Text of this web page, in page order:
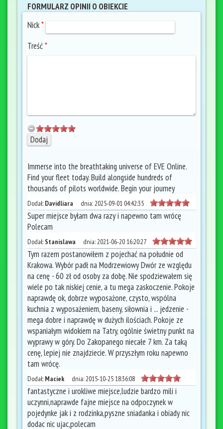
FORMULARZ OPINII O OBIEKCIE
Nick*
Treść*
Immerse into the breathtaking universe of EVE Online.
Find your fleet today. Build alongside hundreds of
thousands of pilots worldwide. Begin your journey
Dodał: Davidliara dnia:2025-09-01 04:42:35
Super miejsce byłam dwa razy i napewno tam wrócę
Polecam
Dodał: Stanislawa dnia:2021-06-20 16:20:27
Tym razem postanowiłem z pojechać na południe od
Krakowa. Wybór padł na Modrzewiowy Dwór ze względu
na cenę - 60 zł od osoby za dobę. Nie spodziewałem się
wiele po tak niskiej cenie, a tu mega zaskoczenie. Pokoje
naprawdę ok, dobrze wyposażone, czysto, wspólna
kuchnia z wyposażeniem, baseny, siłownia i ... jedzenie -
mega dobre i naprawdę w dużych ilościach. Pokoje ze
wspaniałym widokiem na Tatry, ogólnie świetny punkt na
wyprawy w góry. Do Zakopanego niecałe 7 km. Za taką
cenę, lepiej nie znajdziecie. W przyszłym roku napewno
tam wrócę.
Dodał: Maciek dnia:2015-10-25 18:36:08
fantastyczne i urokliwe miejsce,ludzie bardzo mili i
uczynni,naprawde fajne miejsce na odpoczynek w
pojedynke jak i z rodzinka,pyszne sniadanka i obiady nic
dodac nic ujac,polecam